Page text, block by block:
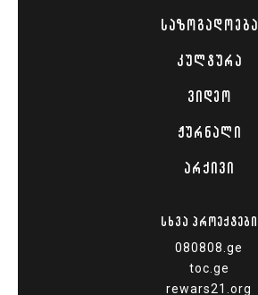
ᲡᲐᲖᲝᲒᲐᲓᲝᲔᲑᲐ
ᲙᲣᲚᲢᲣᲠᲐ
ᲕᲘᲓᲔᲝ
ᲟᲣᲠᲜᲐᲚᲘ
ᲐᲠᲥᲘᲕᲘ
ᲡᲮᲕᲐ ᲞᲠᲝᲔᲥᲢᲔᲑᲘ
080808.ge
toc.ge
rewars21.org